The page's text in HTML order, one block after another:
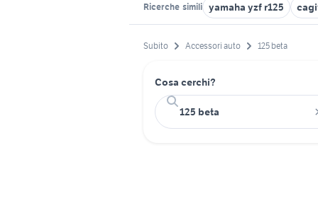
Ricerche simili yamaha yzf r125
Subito Accessori auto 125 beta
Cosa cerchi?